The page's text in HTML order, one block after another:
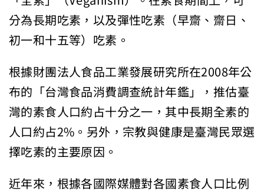
分為長期吃素，以及彈性吃素（早齋、齋日、
初一和十五等）吃素。
根據財團法人食品工業發展研究所在2008年公
布的「台灣食品消費調查統計年鑑」，推估臺
灣的素食人口約占十分之一，其中長期全素的
人口約占2%。另外，宗教與健康是臺灣民眾選
擇吃素的主要原因。
近年來，根據各國際媒體對各國素食人口比例